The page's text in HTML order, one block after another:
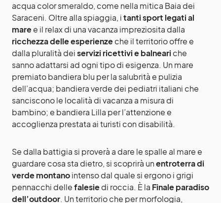
acqua color smeraldo, come nella mitica Baia dei
Saraceni. Oltre alla spiaggia, itanti sport legati al
maree il relax di una vacanza impreziosita dalla
ricchezza delle esperienzeche il territorio offre e
dalla pluralità deiservizi ricettivi e balneari che
sanno adattarsi ad ogni tipo di esigenza. Un mare
premiato bandiera blu per la salubrità e pulizia
dell’acqua; bandiera verde dei pediatri italiani che
sanciscono le località di vacanza a misura di
bambino; e bandiera Lilla per l’attenzione e
accoglienza prestata ai turisti con disabilità.
Se dalla battigia si proverà a dare le spalle al mare e
guardare cosa sta dietro, si scoprirà unentroterra di
verde montanointenso dal quale si ergono i grigi
pennacchi dellefalesiedi roccia. È la Finale paradiso
dell’outdoor. Un territorio che per morfologia,